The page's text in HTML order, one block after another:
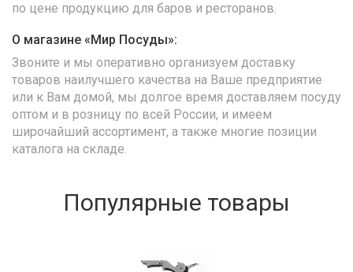
по цене продукцию для баров и ресторанов.
О магазине «Мир Посуды»:
Звоните и мы оперативно организуем доставку
товаров наилучшего качества на Ваше предприятие
или к Вам домой, мы долгое время доставляем посуду
оптом и в розницу по всей России, и имеем
широчайший ассортимент, а также многие позиции
каталога на складе.
Популярные товары